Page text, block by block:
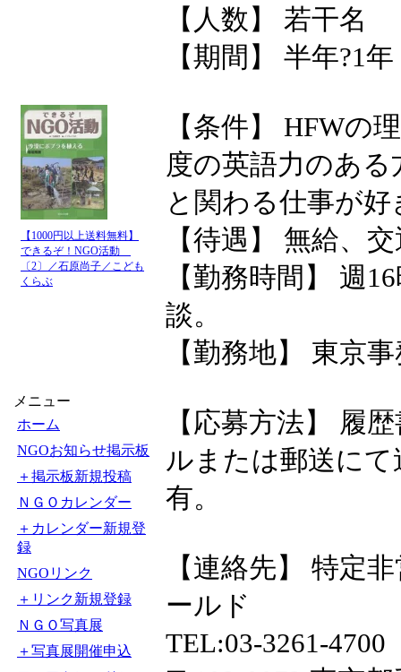
【1000円以上送料無料】
できるぞ！NGO活動
〔2〕／石原尚子／こども
くらぶ
メニュー
ホーム
NGOお知らせ掲示板
＋掲示板新規投稿
ＮＧＯカレンダー
＋カレンダー新規登
録
NGOリンク
＋リンク新規登録
ＮＧＯ写真展
＋写真展開催申込
【人数】 若干名
【期間】 半年?1
【条件】 HFWの
度の英語力のあ
と関わる仕事が好
【待遇】 無給、
【勤務時間】 週
談。
【勤務地】 東京
【応募方法】 履
ルまたは郵送にて
有。
【連絡先】 特定
ールド
TEL:03-3261-